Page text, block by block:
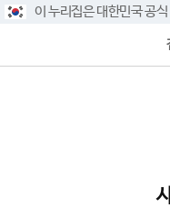
이 누리집은 대한민국 공